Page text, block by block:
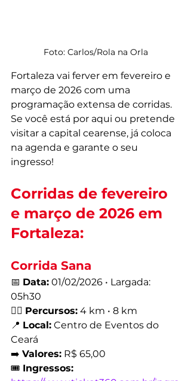
Foto: Carlos/Rola na Orla
Fortaleza vai ferver em fevereiro e
março de 2026 com uma
programação extensa de corridas.
Se você está por aqui ou pretende
visitar a capital cearense, já coloca
na agenda e garante o seu
ingresso!
Corridas de fevereiro
e março de 2026 em
Fortaleza:
Corrida Sana
📅 Data: 01/02/2026 • Largada:
05h30
🏃‍♂️ Percursos: 4 km • 8 km
📍 Local: Centro de Eventos do
Ceará
➡️ Valores: R$ 65,00
🎟️ Ingressos: